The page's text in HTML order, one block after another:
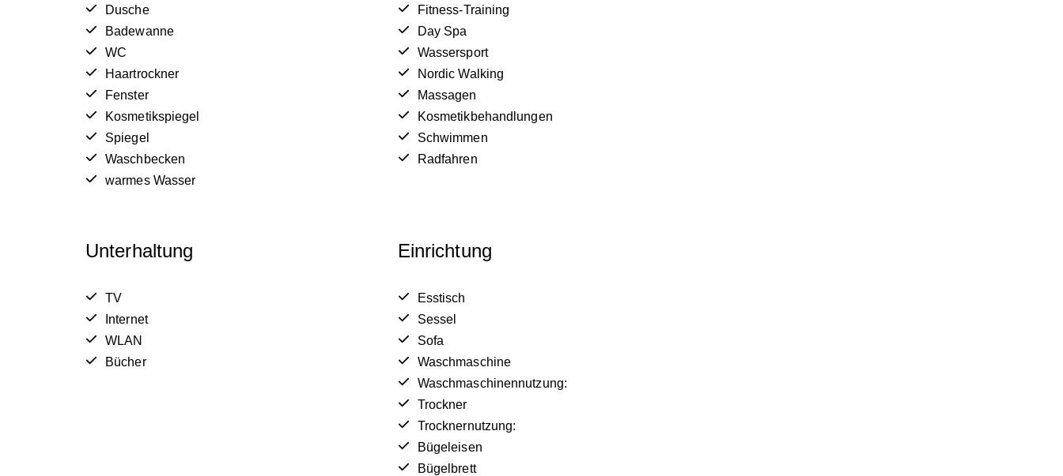
Dusche
Badewanne
WC
Haartrockner
Fenster
Kosmetikspiegel
Spiegel
Waschbecken
warmes Wasser
Fitness-Training
Day Spa
Wassersport
Nordic Walking
Massagen
Kosmetikbehandlungen
Schwimmen
Radfahren
Unterhaltung
TV
Internet
WLAN
Bücher
Einrichtung
Esstisch
Sessel
Sofa
Waschmaschine
Waschmaschinennutzung:
Trockner
Trocknernutzung:
Bügeleisen
Bügelbrett